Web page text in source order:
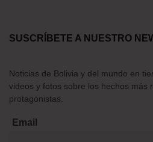
SUSCRÍBETE A NUESTRO
Noticias de Bolivia y del mundo en
videos y fotos sobre los hechos más
protagonistas.
Email